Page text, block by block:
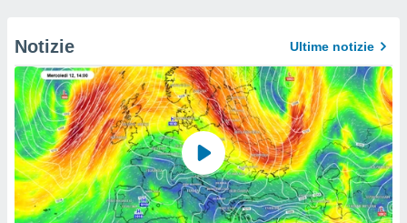
Notizie Ultime notizie